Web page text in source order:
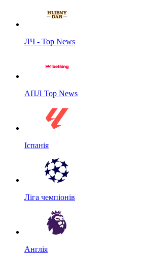
ЛЧ - Top News
АПЛ Top News
Іспанія
Ліга чемпіонів
Англія